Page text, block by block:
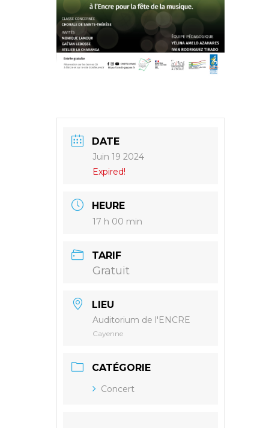
DATE
Juin 19 2024
Expired!
HEURE
17 h 00 min
TARIF
Gratuit
LIEU
Auditorium de l'ENCRE
Cayenne
CATÉGORIE
Concert